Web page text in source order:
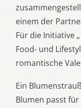
einem der
Für die Initiative
Food- und
romantische
Ein
Blumen passt